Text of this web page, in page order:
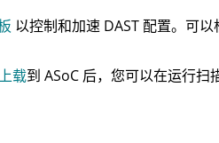
以控制和加速 DAST 配置。可以
载到 ASoC后，您可以在运行扫